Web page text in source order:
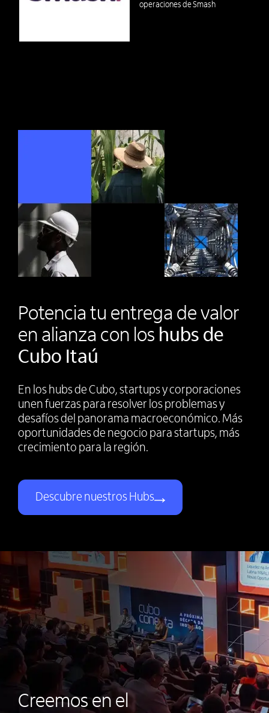
operaciones de Smash
Potencia tu entrega de valor
en alianza con los hubs de
Cubo Itaú
En los hubs de Cubo, startups y corporaciones
unen fuerzas para resolver los problemas y
desafíos del panorama macroeconómico. Más
oportunidades de negocio para startups, más
crecimiento para la región.
Descubre nuestros Hubs
Creemos en el